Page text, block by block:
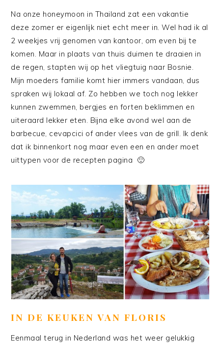
Na onze honeymoon in Thailand zat een vakantie
deze zomer er eigenlijk niet echt meer in. Wel had ik al
2 weekjes vrij genomen van kantoor, om even bij te
komen. Maar in plaats van thuis duimen te draaien in
de regen, stapten wij op het vliegtuig naar Bosnie.
Mijn moeders familie komt hier immers vandaan, dus
spraken wij lokaal af. Zo hebben we toch nog lekker
kunnen zwemmen, bergjes en forten beklimmen en
uiteraard lekker eten. Bijna elke avond wel aan de
barbecue, cevapcici of ander vlees van de grill. Ik denk
dat ik binnenkort nog maar even een en ander moet
uittypen voor de recepten pagina 🙂
IN DE KEUKEN VAN FLORIS
Eenmaal terug in Nederland was het weer gelukkig